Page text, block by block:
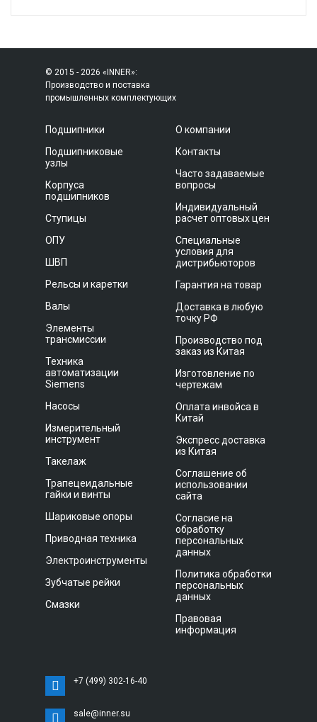
© 2015 - 2026 «INNER»:
Производство и поставка
промышленных комплектующих
Подшипники
Подшипниковые
узлы
Корпуса
подшипников
Ступицы
ОПУ
ШВП
Рельсы и каретки
Валы
Элементы
трансмиссии
Техника
автоматизации
Siemens
Насосы
Измерительный
инструмент
Такелаж
Трапецеидальные
гайки и винты
Шариковые опоры
Приводная техника
Электроинструменты
Зубчатые рейки
Смазки
О компании
Контакты
Часто задаваемые
вопросы
Индивидуальный
расчет оптовых цен
Специальные
условия для
дистрибьюторов
Гарантия на товар
Доставка в любую
точку РФ
Производство под
заказ из Китая
Изготовление по
чертежам
Оплата инвойса в
Китай
Экспресс доставка
из Китая
Соглашение об
использовании
сайта
Согласие на
обработку
персональных
данных
Политика обработки
персональных
данных
Правовая
информация
+7 (499) 302-16-40
sale@inner.su